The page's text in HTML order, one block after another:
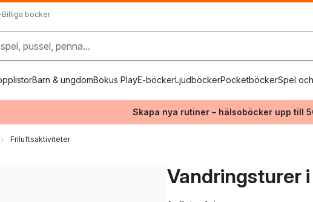
Billiga böcker
pussel, penna...
Barn & ungdomBokus PlayE-böckerLjudböckerPocketböckerSpel
Skapa nya rutiner – hälsoböcker upp till
Friluftsaktiviteter
Vandringsturer